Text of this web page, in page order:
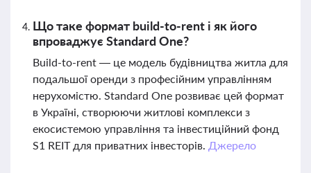
Що таке формат build-to-rent і як його
впроваджує Standard One?
Build-to-rent — це модель будівництва житла для
подальшої оренди з професійним управлінням
нерухомістю. Standard One розвиває цей формат
в Україні, створюючи житлові комплекси з
екосистемою управління та інвестиційний фонд
S1 REIT для приватних інвесторів. Джерело